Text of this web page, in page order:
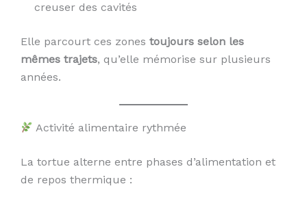
creuser des cavités
Elle parcourt ces zones toujours selon les
mêmes trajets, qu’elle mémorise sur plusieurs
années.
Activité alimentaire rythmée
La tortue alterne entre phases d’alimentation et
de repos thermique :